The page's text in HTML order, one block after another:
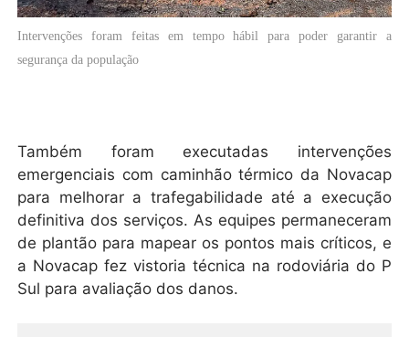
Intervenções foram feitas em tempo hábil para poder garantir a
segurança da população
Também foram executadas intervenções
emergenciais com caminhão térmico da Novacap
para melhorar a trafegabilidade até a execução
definitiva dos serviços. As equipes permaneceram
de plantão para mapear os pontos mais críticos, e
a Novacap fez vistoria técnica na rodoviária do P
Sul para avaliação dos danos.